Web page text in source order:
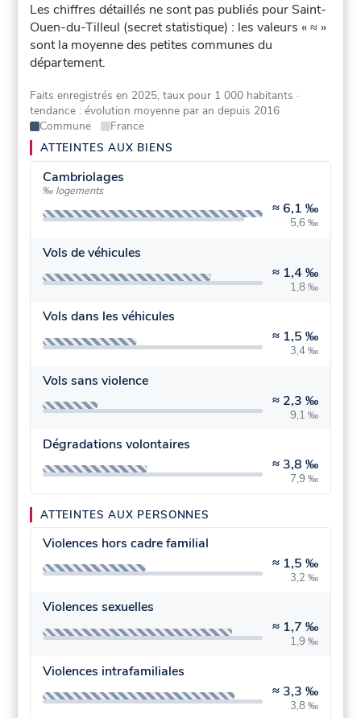
Les chiffres détaillés ne sont pas publiés pour Saint-
Ouen-du-Tilleul (secret statistique) : les valeurs « ≈ »
sont la moyenne des petites communes du
département.
Faits enregistrés en 2025, taux pour 1 000 habitants ·
tendance : évolution moyenne par an depuis 2016
Commune
France
ATTEINTES AUX BIENS
Cambriolages
‰ logements
≈6,1 ‰
5,6 ‰
Vols de véhicules
≈ 1,4 ‰
1,8 ‰
Vols dans les véhicules
≈ 1,5 ‰
3,4 ‰
Vols sans violence
≈ 2,3 ‰
9,1 ‰
Dégradations volontaires
≈ 3,8 ‰
7,9 ‰
ATTEINTES AUX PERSONNES
Violences hors cadre familial
≈ 1,5 ‰
3,2 ‰
Violences sexuelles
≈ 1,7 ‰
1,9 ‰
Violences intrafamiliales
≈ 3,3 ‰
3,8 ‰